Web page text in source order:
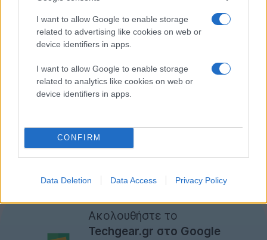
I want to allow Google to enable storage
related to advertising like cookies on web or
device identifiers in apps.
I want to allow Google to enable storage
related to analytics like cookies on web or
device identifiers in apps.
CONFIRM
Data Deletion Data Access Privacy Policy
Περισσότερες πληροφορίες και download απόεδώ
Ακολουθήστε το
Techgear.gr στο Google